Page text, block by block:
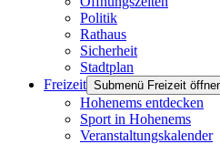
Politik
Rathaus
Sicherheit
Stadtplan
Freizeit Submenü Freizeit
Hohenems entdecken
Sport in Hohenems
Veranstaltungskalender